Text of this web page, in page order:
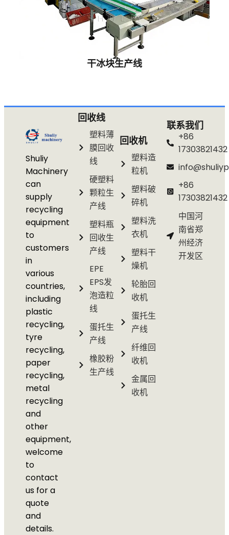
干冰块生产线
Shuliy
Machinery
can
supply
recycling
equipment
to
customers
in
various
countries,
including
plastic
recycling,
tyre
recycling,
paper
recycling,
metal
recycling
and
other
equipment,
welcome
to
contact
us for a
quote
and
details.
回收线
塑料薄
膜回收
线
硬塑料
颗粒生
产线
塑料瓶
回收生
产线
EPE
EPS发
泡造粒
线
蛋托生
产线
橡胶粉
生产线
回收机
塑料造
粒机
塑料破
碎机
塑料洗
衣机
塑料干
燥机
轮胎回
收机
蛋托生
产线
纤维回
收机
金属回
收机
联系我们
+86
17303821432
+86
17303821432
中国河
南省郑
州经济
开发区